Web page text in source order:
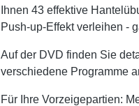
Ihnen 43 effektive
Push-up-Effekt verleihen -
Auf der DVD finden Sie
verschiedene Programme
Für Ihre Vorzeigepartien: